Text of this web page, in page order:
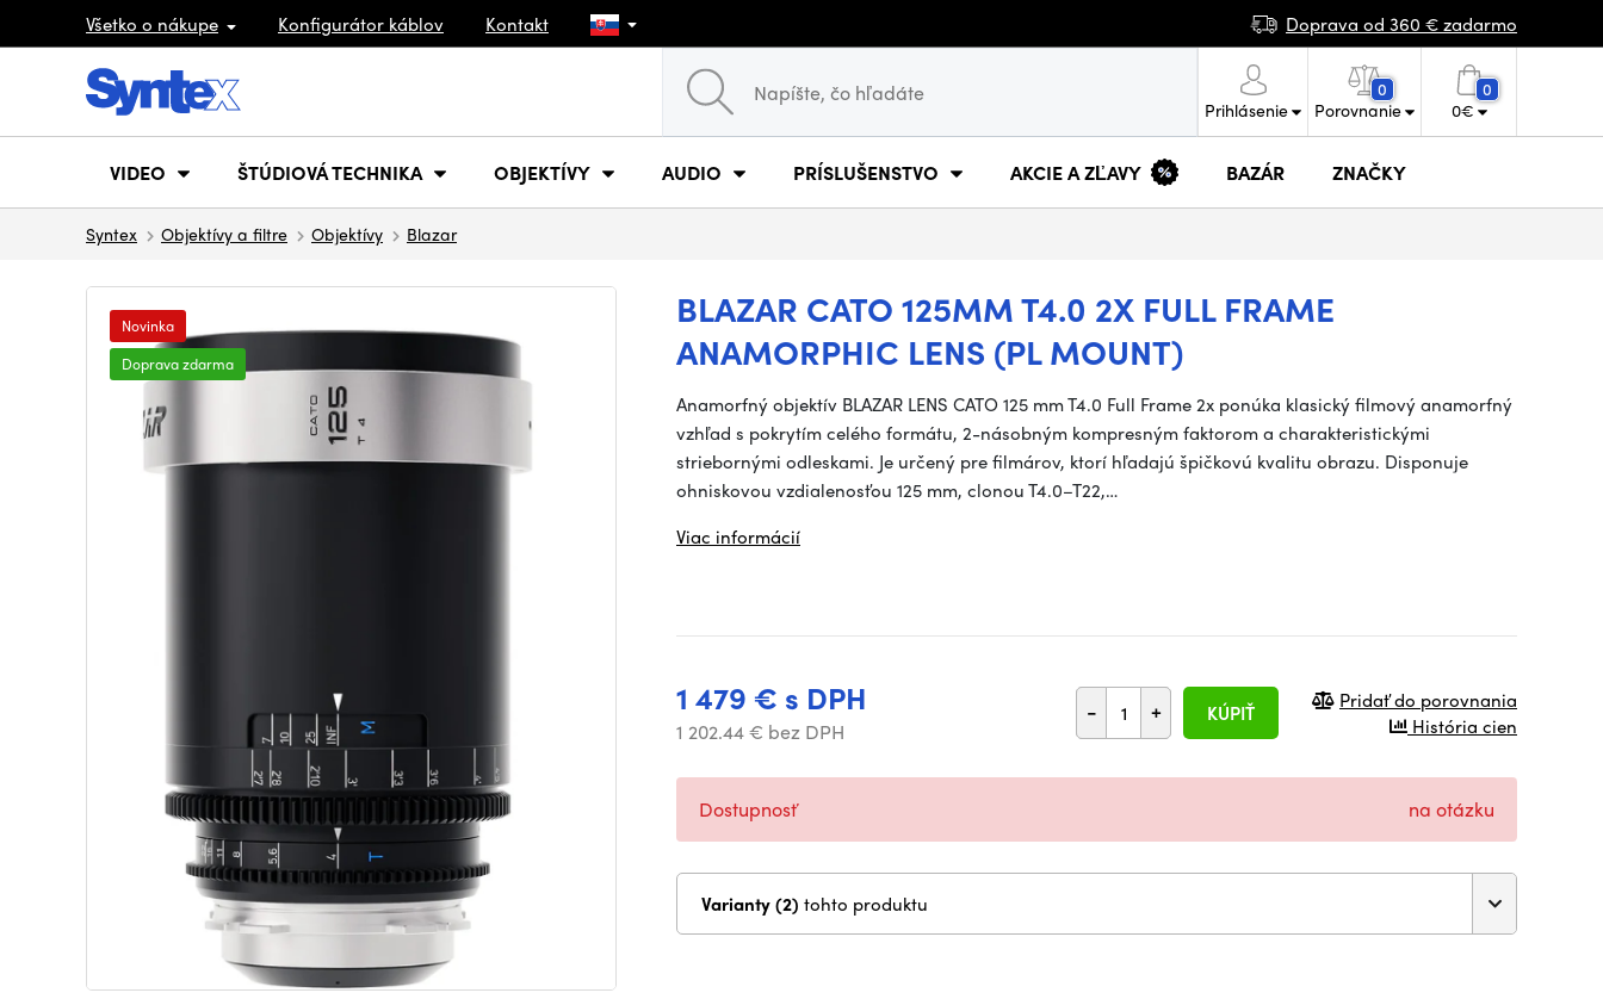
Všetko o nákupe Konfigurátor káblov Kontakt Doprava od 360 € zadarmo
Prihlásenie
0
Porovnanie
0
0€
VIDEO ŠTÚDIOVÁ TECHNIKA OBJEKTÍVY AUDIO PRÍSLUŠENSTVO AKCIE A ZĽAVY BAZÁR ZNAČKY
Syntex Objektívy a filtre Objektívy Blazar
BLAZAR CATO 125MM T4.0 2X FULL FRAME
ANAMORPHIC LENS (PL MOUNT)
Novinka
Doprava zdarma
Anamorfný objektív BLAZAR LENS CATO 125 mm T4.0 Full Frame 2x ponúka klasický filmový anamorfný
vzhľad s pokrytím celého formátu, 2-násobným kompresným faktorom a charakteristickými
striebornými odleskami. Je určený pre filmárov, ktorí hľadajú špičkovú kvalitu obrazu. Disponuje
ohniskovou vzdialenosťou 125 mm, clonou T4.0–T22,…
Viac informácií
1 479 € s DPH
1 202.44 € bez DPH
- + KÚPIŤ
Pridať do porovnania
História cien
Dostupnosť na otázku
Varianty (2) tohto produktu